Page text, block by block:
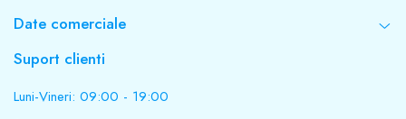
Date comerciale
Suport clienti
Luni-Vineri: 09:00 - 19:00